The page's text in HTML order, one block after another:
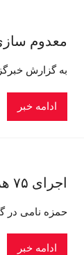
معدوم سازی ۳ تن فرآورده خام دامی غیر بهداشتی
به گزارش
ادامه خبر
اجرای ۷۵ هزار متر مربع آسفالت و زیرسازی در معابر روستایی زاهدان
حمزه نامی در
ادامه خبر